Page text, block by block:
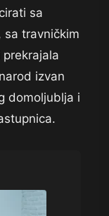
sa
sa travničkim
izvan
domoljublja i